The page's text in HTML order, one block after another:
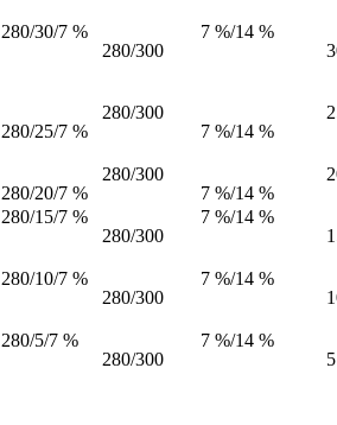
280/30/7 %
280/300
7 %/14 %
280/25/7 %
280/300
7 %/14 %
280/20/7 %
280/300
7 %/14 %
280/15/7 %
280/300
7 %/14 %
280/10/7 %
280/300
7 %/14 %
280/5/7 %
280/300
7 %/14 %
5